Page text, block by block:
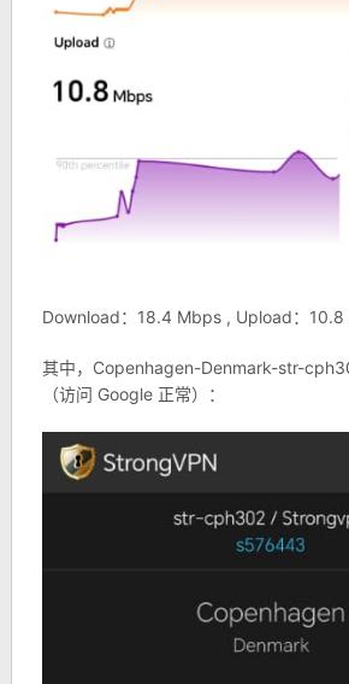
Download：18.4 Mbps , Upload：10.8
其中，Copenhagen-Denmark-str-
（访问 Google 正常）：